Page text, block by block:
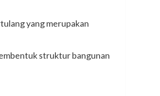
yang merupakan
struktur bangunan